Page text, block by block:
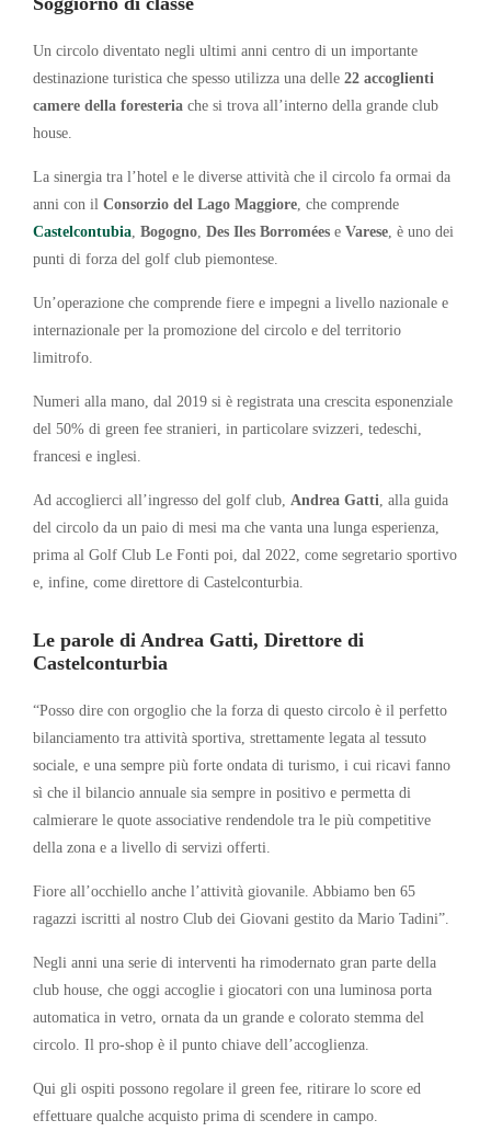
Un circolo diventato negli ultimi anni centro di un importante
destinazione turistica che spesso utilizza una delle 22 accoglienti
camere della foresteria che si trova all’interno della grande club
house.
La sinergia tra l’hotel e le diverse attività che il circolo fa ormai da
anni con il Consorzio del Lago Maggiore, che comprende
Castelcontubia, Bogogno, Des Iles Borromées e Varese, è uno dei
punti di forza del golf club piemontese.
Un’operazione che comprende fiere e impegni a livello nazionale e
internazionale per la promozione del circolo e del territorio
limitrofo.
Numeri alla mano, dal 2019 si è registrata una crescita esponenziale
del 50% di green fee stranieri, in particolare svizzeri, tedeschi,
francesi e inglesi.
Ad accoglierci all’ingresso del golf club, Andrea Gatti, alla guida
del circolo da un paio di mesi ma che vanta una lunga esperienza,
prima al Golf Club Le Fonti poi, dal 2022, come segretario sportivo
e, infine, come direttore di Castelconturbia.
Le parole di Andrea Gatti, Direttore di
Castelconturbia
“Posso dire con orgoglio che la forza di questo circolo è il perfetto
bilanciamento tra attività sportiva, strettamente legata al tessuto
sociale, e una sempre più forte ondata di turismo, i cui ricavi fanno
sì che il bilancio annuale sia sempre in positivo e permetta di
calmierare le quote associative rendendole tra le più competitive
della zona e a livello di servizi offerti.
Fiore all’occhiello anche l’attività giovanile. Abbiamo ben 65
ragazzi iscritti al nostro Club dei Giovani gestito da Mario Tadini”.
Negli anni una serie di interventi ha rimodernato gran parte della
club house, che oggi accoglie i giocatori con una luminosa porta
automatica in vetro, ornata da un grande e colorato stemma del
circolo. Il pro-shop è il punto chiave dell’accoglienza.
Qui gli ospiti possono regolare il green fee, ritirare lo score ed
effettuare qualche acquisto prima di scendere in campo.